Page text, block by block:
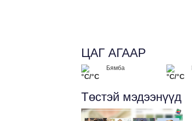
ЦАГ АГААР
Бямба
°C/°C °C/°C
Төстэй мэдээнүүд